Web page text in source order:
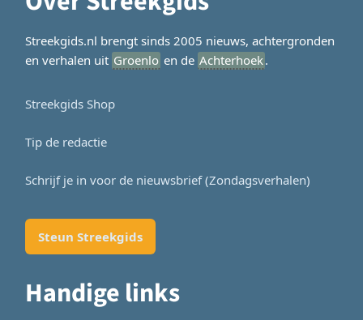
Streekgids.nl brengt sinds 2005 nieuws, achtergronden
en verhalen uit Groenlo en de Achterhoek.
Streekgids Shop
Tip de redactie
Schrijf je in voor de nieuwsbrief (Zondagsverhalen)
Steun Streekgids
Handige links